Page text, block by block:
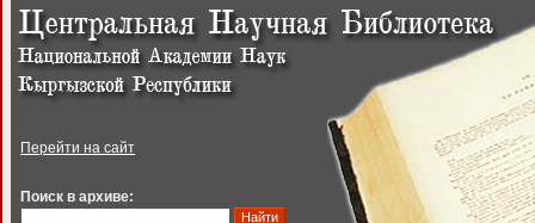
Перейти на сайт
Поиск в архиве: